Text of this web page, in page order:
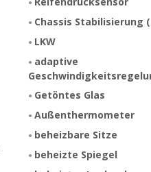
Chassis Stabilisierung
LKW
adaptive
Getöntes Glas
Außenthermometer
beheizbare Sitze
beheizte Spiegel